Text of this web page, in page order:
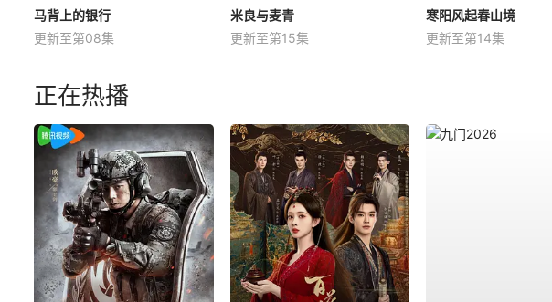
马背上的银行
更新至第08集
米良与麦青
更新至第15集
寒阳风起春山境
更新至第14集
正在热播